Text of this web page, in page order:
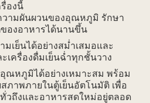
องนี้
วามผันผวนของอุณหภูมิ รักษา
องอาหารได้นานขึ้น
มเย็นได้อย่างสม่ำเสมอและ
เครื่องดื่มเย็นฉ่ำทุกชั้นวาง
อุณหภูมิได้อย่างเหมาะสม พร้อม
ภาพภายในตู้เย็นอัตโนมัติ เพื่อ
วถึงและอาหารสดใหม่อยู่ตลอด